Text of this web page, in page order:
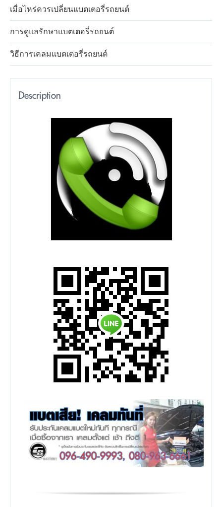
เมื่อไหร่ควรเปลี่ยนแบตเตอรี่รถยนต์
การดูแลรักษาแบตเตอรี่รถยนต์
วิธีการเคลมแบตเตอรี่รถยนต์
Description